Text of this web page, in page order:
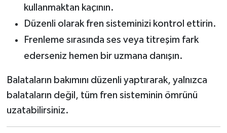
kullanmaktan kaçının.
Düzenli olarak fren sisteminizi kontrol ettirin.
Frenleme sırasında ses veya titreşim fark
ederseniz hemen bir uzmana danışın.
Balataların bakımını düzenli yaptırarak, yalnızca
balataların değil, tüm fren sisteminin ömrünü
uzatabilirsiniz.